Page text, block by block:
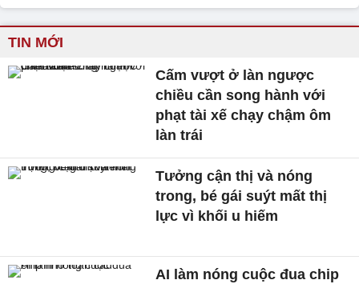
TIN MỚI
Cấm vượt ở làn ngược
chiều cần song hành với
phạt tài xế chạy chậm ôm
làn trái
Tưởng cận thị và nóng
trong, bé gái suýt mất thị
lực vì khối u hiếm
AI làm nóng cuộc đua chip